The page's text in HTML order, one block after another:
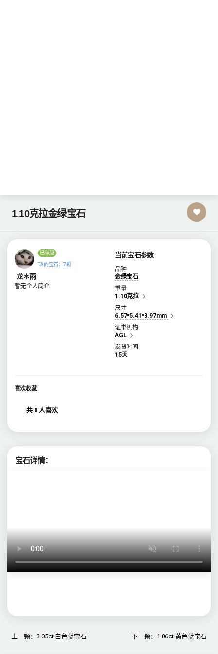
1.10克拉金绿宝石
已认证
TA的宝石：7颗
龙＊雨
暂无个人简介
当前宝石参数
品种
金绿宝石
重量
1.10克拉
尺寸
6.57*5.41*3.97mm
证书机构
AGL
发货时间
15天
喜欢收藏
共 0 人喜欢
宝石详情：
上一颗：3.05ct 白色蓝宝石 下一颗：1.06ct 黄色蓝宝石